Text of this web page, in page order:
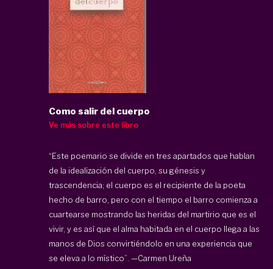
Como salir del cuerpo
Ve más sobre este libro
“Este poemario se divide en tres apartados que hablan
de la idealización del cuerpo, su génesis y
trascendencia; el cuerpo es el recipiente de la poeta
hecho de barro, pero con el tiempo el barro comienza a
cuartearse mostrando las heridas del martirio que es el
vivir, y es así que el alma habitada en el cuerpo llega a las
manos de Dios convirtiéndolo en una experiencia que
se eleva a lo místico”. —Carmen Ureña